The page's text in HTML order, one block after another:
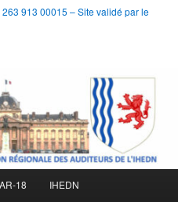
913 00015 – Site validé par le
18 IHEDN